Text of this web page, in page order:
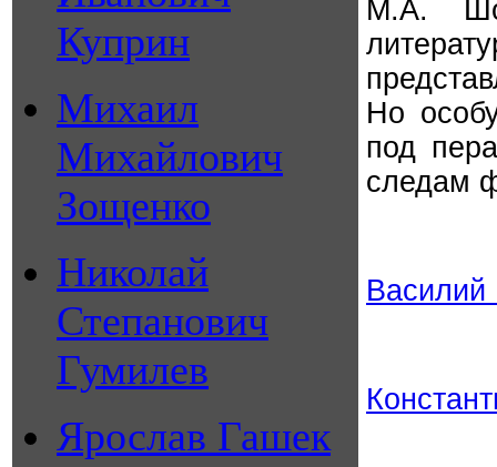
Куприн
Михаил
Михайлович
Зощенко
Николай
Степанович
Гумилев
Ярослав Гашек
М.А.
Но
под
следам